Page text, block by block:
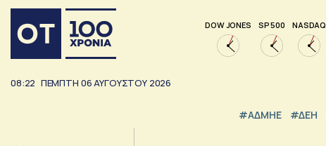
DOW JONES SP 500 NASDAQ
08:22 ΠΕΜΠΤΗ 06ΑΥΓΟΥΣΤΟΥ 2026
#ΑΔΜΗΕ #ΔΕΗ